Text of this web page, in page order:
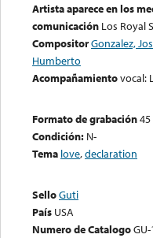
Artista aparece en los
comunicación Los Royal
CompositorGonzalez,
Humberto
Acompañamientovocal:
Formato de grabación45
Condición: N-
Tema love,declaration
SelloGuti
País USA
Numero de Catalogo